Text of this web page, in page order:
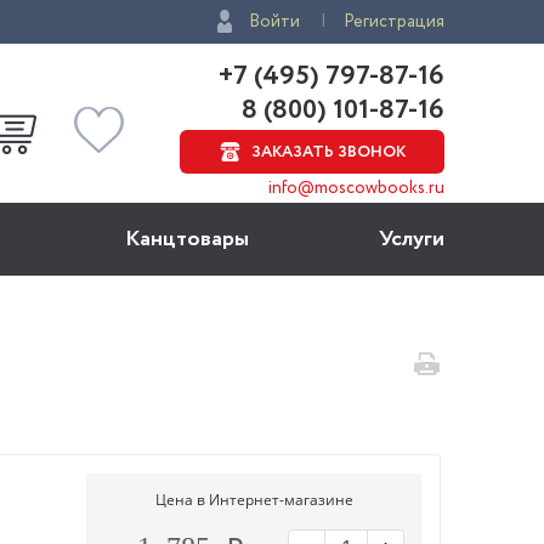
Войти Регистрация
+7 (495) 797-87-16
8 (800) 101-87-16
ЗАКАЗАТЬ ЗВОНОК
info@moscowbooks.ru
Канцтовары Услуги
Цена в Интернет-магазине